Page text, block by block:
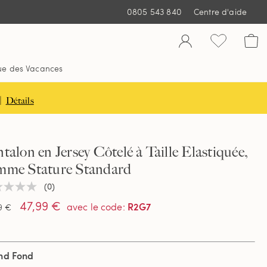
0805 543 840 Centre d'aide
des Vacances
Détails
en Jersey Côtelé à Taille Elastiquée,
Stature Standard
(0)
€
47,99 € avec le code: R2G7
Fond